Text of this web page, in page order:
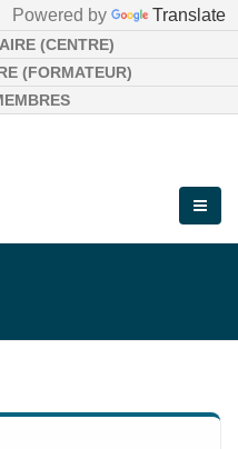
Powered by Translate
(CENTRE)
(FORMATEUR)